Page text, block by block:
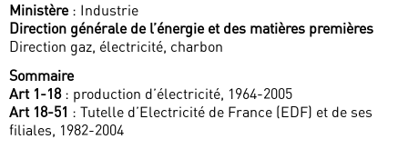
Ministère: Industrie
Direction générale de l’énergie et des matières premières
Direction gaz, électricité, charbon
Sommaire
Art 1-18: production d’électricité, 1964-2005
Art 18-51 : Tutelle d’Electricité de France (EDF) et de ses
filiales, 1982-2004